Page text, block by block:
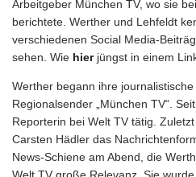
Arbeitgeber München TV, wo sie
berichtete. Werther und Lehfeldt
verschiedenen Social Media-
sehen. Wie hier jüngst in einem
Werther begann ihre
Regionalsender „München TV“.
Reporterin bei Welt TV tätig.
Carsten Hädler das
News-Schiene am Abend, die
Welt TV große Relevanz. Sie